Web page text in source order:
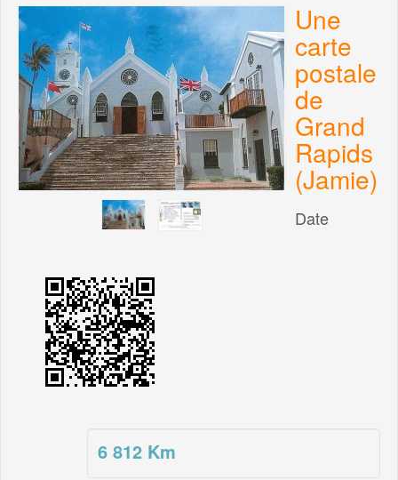
Une
carte
postale
de
Grand
Rapids
(Jamie)
6 812 Km
Date